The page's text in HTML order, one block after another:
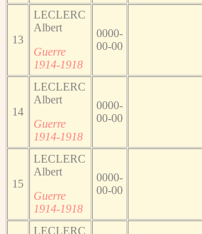
13
LECLERC
Albert
Guerre
1914-1918
0000-
00-00
14
LECLERC
Albert
Guerre
1914-1918
0000-
00-00
15
LECLERC
Albert
Guerre
1914-1918
0000-
00-00
LECLERC